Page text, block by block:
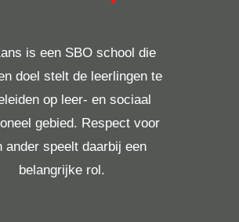
is een SBO school die
doel stelt de leerlingen te
op leer- en sociaal
gebied. Respect voor
ander speelt daarbij een
belangrijke rol.